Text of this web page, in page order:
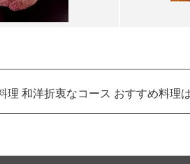
理 和洋折衷なコース おすすめ料